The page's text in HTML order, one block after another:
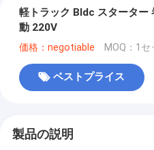
軽トラック Bldc スターター
動 220V
価格：negotiable MOQ：1セ
ベストプライス
製品の説明